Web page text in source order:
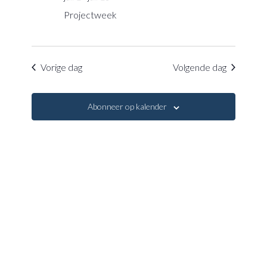
Projectweek
Vorige dag Volgende dag
Abonneer op kalender